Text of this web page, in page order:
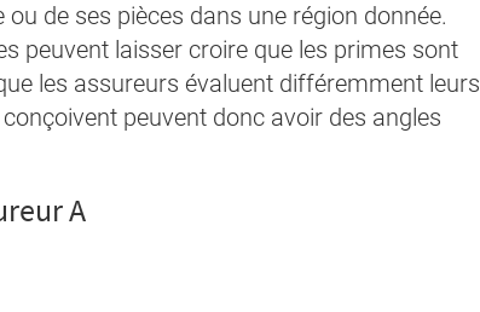
de ses pièces dans une région donnée.
peuvent laisser croire que les primes sont
les assureurs évaluent différemment leurs
peuvent donc avoir des angles
A